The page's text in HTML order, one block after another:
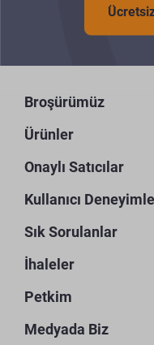
Broşürümüz
Ürünler
Onaylı Satıcılar
Kullanıcı
Sık Sorulanlar
İhaleler
Petkim
Medyada Biz